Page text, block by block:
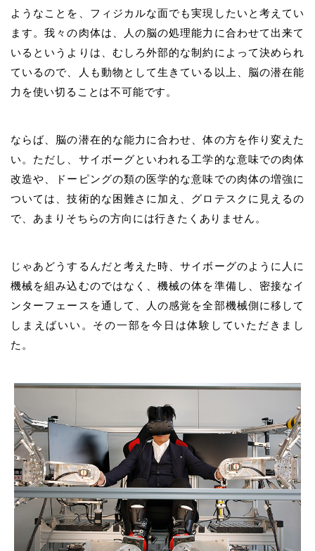
ようなことを、フィジカルな面でも実現したいと考えてい
ます。我々の肉体は、人の脳の処理能力に合わせて出来て
いるというよりは、むしろ外部的な制約によって決められ
ているので、人も動物として生きている以上、脳の潜在能
力を使い切ることは不可能です。
ならば、脳の潜在的な能力に合わせ、体の方を作り変えた
い。ただし、サイボーグといわれる工学的な意味での肉体
改造や、ドーピングの類の医学的な意味での肉体の増強に
ついては、技術的な困難さに加え、グロテスクに見えるの
で、あまりそちらの方向には行きたくありません。
じゃあどうするんだと考えた時、サイボーグのように人に
機械を組み込むのではなく、機械の体を準備し、密接なイ
ンターフェースを通して、人の感覚を全部機械側に移して
しまえばいい。その一部を今日は体験していただきまし
た。